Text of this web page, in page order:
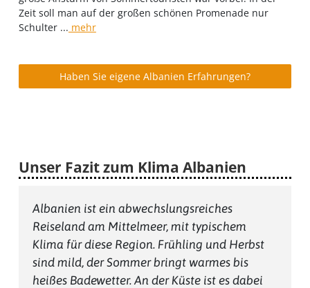
Zeit soll man auf der großen schönen Promenade nur
Schulter ... mehr
Haben Sie eigene Albanien Erfahrungen?
Unser Fazit zum Klima Albanien
Albanien ist ein abwechslungsreiches
Reiseland am Mittelmeer, mit typischem
Klima für diese Region. Frühling und Herbst
sind mild, der Sommer bringt warmes bis
heißes Badewetter. An der Küste ist es dabei